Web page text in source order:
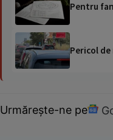
Pentru
Pericol
Urmărește-ne pe